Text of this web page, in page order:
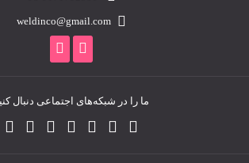
weldinco@gmail.com
ما را در شبکه‌های اجتماعی دنبال